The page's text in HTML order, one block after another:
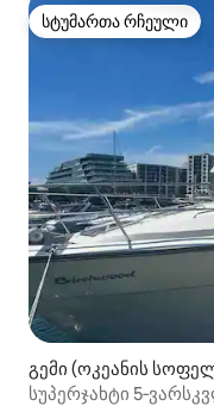
სტუმართა რჩეული
სტუმართა რჩეული
გემი (ოკეანის
სუპერჯახტი